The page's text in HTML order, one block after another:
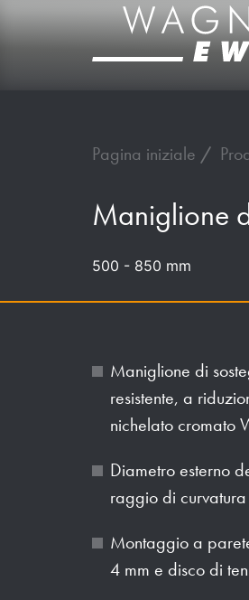
Pagina iniziale
Maniglione
500 - 850 mm
Maniglione di
resistente, a
nichelato cromato
Diametro esterno
raggio di
Montaggio a
4 mm e disco di